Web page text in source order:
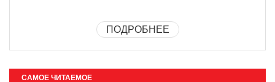
ПОДРОБНЕЕ
САМОЕ ЧИТАЕМОЕ